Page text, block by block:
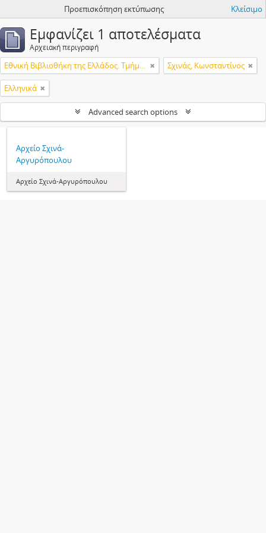
Προεπισκόπηση εκτύπωσης Κλείσιμο
Εμφανίζει 1 αποτελέσματα
Αρχειακή περιγραφή
Εθνική Βιβλιοθήκη της Ελλάδος. Τμήμα Χειρογράφων και Ομοιοτύπων Σχινάς, Κωνσταντίνος
Ελληνικά
Advanced search options
Αρχείο Σχινά-
Αργυρόπουλου
Αρχείο Σχινά-Αργυρόπουλου